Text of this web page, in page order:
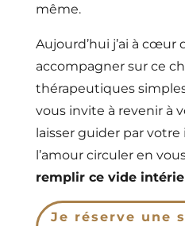
même.
Aujourd’hui j’ai à cœur
accompagner sur ce
thérapeutiques
vous invite à revenir à
laisser guider par
l’amour circuler en
remplir ce vide
Je réserve une